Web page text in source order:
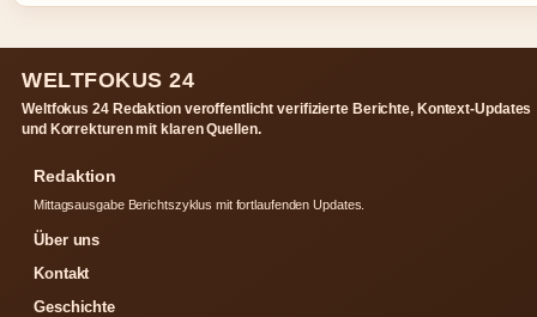
WELTFOKUS 24
Weltfokus 24 Redaktion veroffentlicht verifizierte Berichte, Kontext-Updates
und Korrekturen mit klaren Quellen.
Redaktion
Mittagsausgabe Berichtszyklus mit fortlaufenden Updates.
Über uns
Kontakt
Geschichte